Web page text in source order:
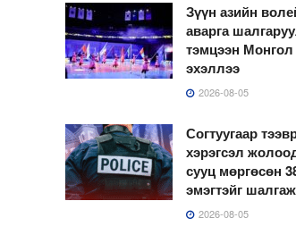
Зүүн азийн
аварга
тэмцээн
эхэллээ
2026-08-05
Согтуугаар
хэрэгсэл
сууц мөргөсөн
эмэгтэйг
2026-08-05